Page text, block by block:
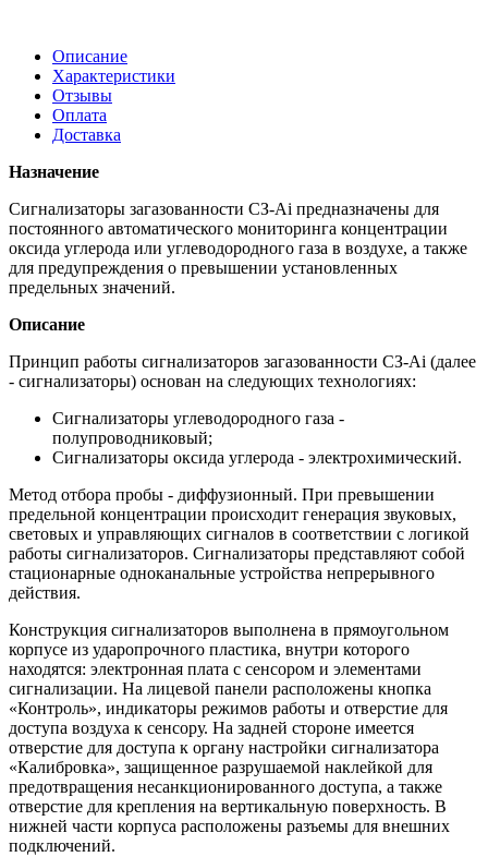
Описание
Характеристики
Отзывы
Оплата
Доставка
Назначение
Сигнализаторы загазованности СЗ-Ai предназначены для
постоянного автоматического мониторинга концентрации
оксида углерода или углеводородного газа в воздухе, а также
для предупреждения о превышении установленных
предельных значений.
Описание
Принцип работы сигнализаторов загазованности СЗ-Ai (далее
- сигнализаторы) основан на следующих технологиях:
Сигнализаторы углеводородного газа -
полупроводниковый;
Сигнализаторы оксида углерода - электрохимический.
Метод отбора пробы - диффузионный. При превышении
предельной концентрации происходит генерация звуковых,
световых и управляющих сигналов в соответствии с логикой
работы сигнализаторов. Сигнализаторы представляют собой
стационарные одноканальные устройства непрерывного
действия.
Конструкция сигнализаторов выполнена в прямоугольном
корпусе из ударопрочного пластика, внутри которого
находятся: электронная плата с сенсором и элементами
сигнализации. На лицевой панели расположены кнопка
«Контроль», индикаторы режимов работы и отверстие для
доступа воздуха к сенсору. На задней стороне имеется
отверстие для доступа к органу настройки сигнализатора
«Калибровка», защищенное разрушаемой наклейкой для
предотвращения несанкционированного доступа, а также
отверстие для крепления на вертикальную поверхность. В
нижней части корпуса расположены разъемы для внешних
подключений.